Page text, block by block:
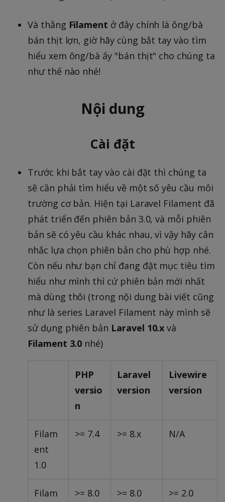
Và thằng Filament ở đây chính là ông/bà
bán thịt lợn, giờ hãy cùng bắt tay vào tìm
hiểu xem ông/bà ấy "bán thịt" cho chúng ta
như thế nào nhé!
Nội dung
Cài đặt
Trước khi bắt tay vào cài đặt thì chúng ta
sẽ cần phải tìm hiểu về một số yêu cầu môi
trường cơ bản. Hiện tại Laravel Filament đã
phát triển đến phiên bản 3.0, và mỗi phiên
bản sẽ có yêu cầu khác nhau, vì vậy hãy cân
nhắc lựa chọn phiên bản cho phù hợp nhé.
Còn nếu như bạn chỉ đang đặt mục tiêu tìm
hiểu như mình thì cứ phiên bản mới nhất
mà dùng thôi (trong nội dung bài viết cũng
như là series Laravel Filament này mình sẽ
sử dụng phiên bản Laravel 10.x và
Filament 3.0 nhé)
PHP
versio
n
Laravel
version
Livewire
version
Filam
ent
1.0
>= 7.4 >= 8.x N/A
Filam
>= 8.0 >= 8.0 >= 2.0